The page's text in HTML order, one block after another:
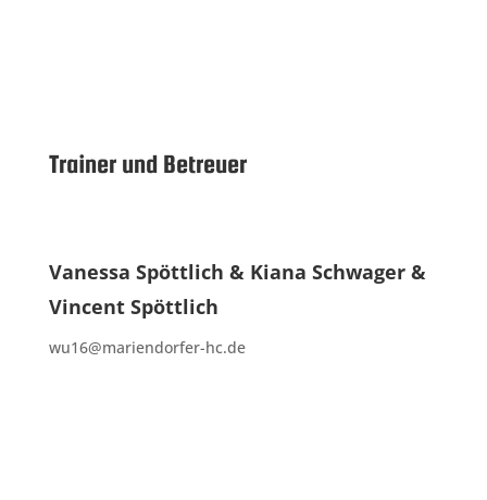
Trainer und Betreuer
Vanessa Spöttlich & Kiana Schwager &
Vincent Spöttlich
wu16@mariendorfer-hc.de